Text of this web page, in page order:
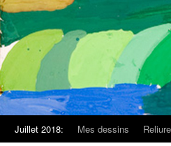
Juillet 2018: Mes dessins